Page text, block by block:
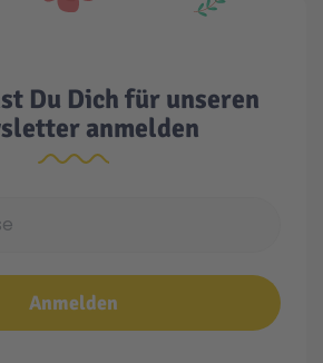
Du Dich für unseren
anmelden
Anmelden